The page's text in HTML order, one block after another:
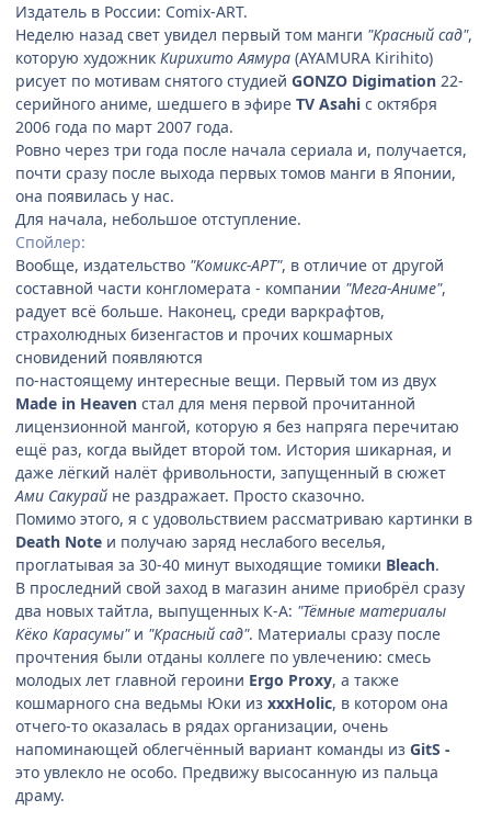
Издатель в России: Comix-ART.
Неделю назад свет увидел первый том манги "Красный сад",
которую художник Кирихито Аямура (AYAMURA Kirihito)
рисует по мотивам снятого студией GONZO Digimation 22-
серийного аниме, шедшего в эфире TV Asahi с октября
2006 года по март 2007 года.
Ровно через три года после начала сериала и, получается,
почти сразу после выхода первых томов манги в Японии,
она появилась у нас.
Для начала, небольшое отступление.
Спойлер:
Вообще, издательство "Комикс-АРТ", в отличие от другой
составной части конгломерата - компании "Мега-Аниме",
радует всё больше. Наконец, среди варкрафтов,
страхолюдных бизенгастов и прочих кошмарных
сновидений появляются
по-настоящему интересные вещи. Первый том из двух
Made in Heaven стал для меня первой прочитанной
лицензионной мангой, которую я без напряга перечитаю
ещё раз, когда выйдет второй том. История шикарная, и
даже лёгкий налёт фривольности, запущенный в сюжет
Ами Сакурай не раздражает. Просто сказочно.
Помимо этого, я с удовольствием рассматриваю картинки в
Death Note и получаю заряд неслабого веселья,
проглатывая за 30-40 минут выходящие томики Bleach.
В проследний свой заход в магазин аниме приобрёл сразу
два новых тайтла, выпущенных К-А: "Тёмные материалы
Кёко Карасумы"и "Красный сад". Материалы сразу после
прочтения были отданы коллеге по увлечению: смесь
молодых лет главной героини Ergo Proxy, а также
кошмарного сна ведьмы Юки из xxxHolic, в котором она
отчего-то оказалась в рядах организации, очень
напоминающей облегчённый вариант команды из GitS -
это увлекло не особо. Предвижу высосанную из пальца
драму.